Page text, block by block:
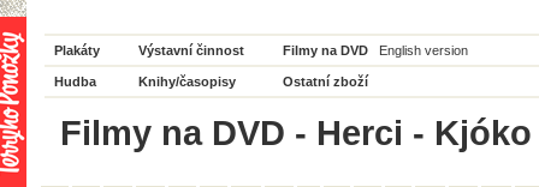
Plakáty Výstavní činnost Filmy na DVD English version
Hudba Knihy/časopisy Ostatní zboží
Filmy na DVD - Herci -